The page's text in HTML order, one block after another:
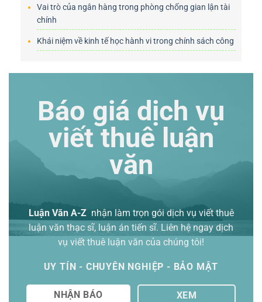
Vai trò của ngân hàng trong phòng chống gian lận tài
chính
Khái niệm về kinh tế học hành vi trong chính sách công
Báo giá dịch vụ
viết thuê luận
văn
Luận Văn A-Z nhận làm trọn gói dịch vụ viết thuê
luận văn thạc sĩ, luận án tiến sĩ. Liên hệ ngay dịch
vụ viết thuê luận văn của chúng tôi!
UY TÍN - CHUYÊN NGHIỆP - BẢO MẬT
NHẬN BÁO
XEM